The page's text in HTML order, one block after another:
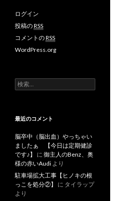
ログイン
投稿のRSS
コメントのRSS
WordPress.org
検
索
最近のコメント
脳卒中（脳出血）やっちゃい
ましたぁ 【今日は定期健診
です♪】
に 御主人のBenz、奥
様の赤いAudi より
駐車場拡大工事【ヒノキの根
っこを処分②】
に タイラップ
より